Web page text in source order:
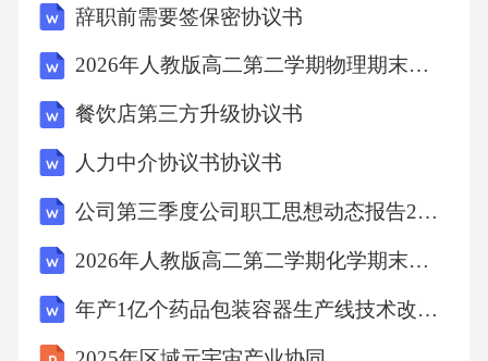
提供符合法律法规及乙方需求的保险产品及服
务，同时保障双方的合法权益。具体内容如
下：
1.甲方根据乙方的投保需求，提供全面的保险产
品及服务，包括但不限于财产保险、责任保
险、工程保险等，为乙方提供风险保障解决方
案。
辞职前需要签保密协议书
2026年人教版高二第二学期物理期末单元整合评估试卷（附答案可下载）
餐饮店第三方升级协议书
人力中介协议书协议书
公司第三季度公司职工思想动态报告2026(3篇)
2026年人教版高二第二学期化学期末普通基础测评试卷（附答案可下载）
年产1亿个药品包装容器生产线技术改造项目可行性研究报告模板-立项申报用